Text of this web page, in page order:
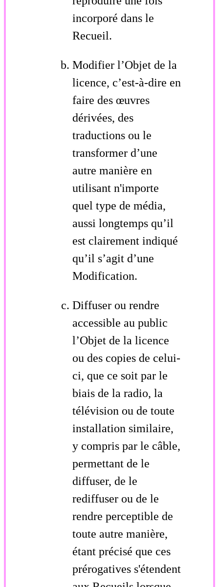
incorporé dans le
Recueil.
Modifier l’Objet de la
licence, c’est-à-dire en
faire des œuvres
dérivées, des
traductions ou le
transformer d’une
autre manière en
utilisant n'importe
quel type de média,
aussi longtemps qu’il
est clairement indiqué
qu’il s’agit d’une
Modification.
Diffuser ou rendre
accessible au public
l’Objet de la licence
ou des copies de celui-
ci, que ce soit par le
biais de la radio, la
télévision ou de toute
installation similaire,
y compris par le câble,
permettant de le
diffuser, de le
rediffuser ou de le
rendre perceptible de
toute autre manière,
étant précisé que ces
prérogatives s'étendent